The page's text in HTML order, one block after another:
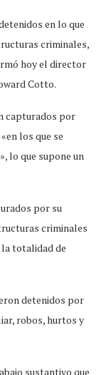
en lo que
criminales,
hoy el director
Cotto.
capturados por
los que se
lo que supone un
por su
criminales
la totalidad de
detenidos por
robos, hurtos y
sustantivo que